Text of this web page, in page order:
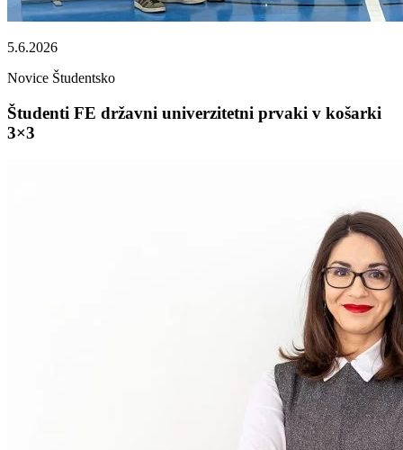
5.6.2026
Novice Študentsko
Študenti FE državni univerzitetni prvaki v košarki
3×3